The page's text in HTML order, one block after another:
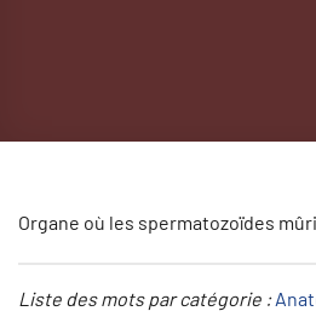
Organe où les spermatozoïdes
Liste des mots par catégorie :